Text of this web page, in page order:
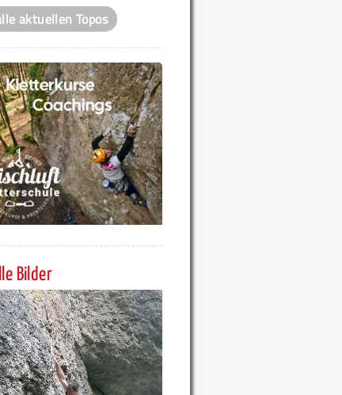
aktuellen Topos
Bilder